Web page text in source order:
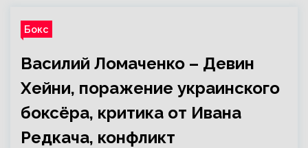
Бокс
Василий Ломаченко – Девин
Хейни, поражение украинского
боксёра, критика от Ивана
Редкача, конфликт